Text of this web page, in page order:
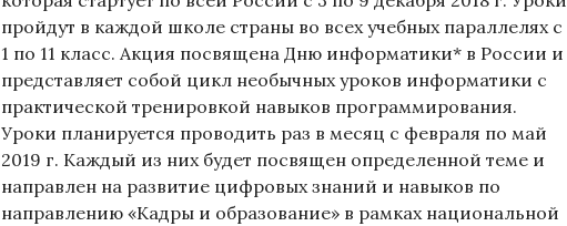
пройдут в каждой школе страны во всех учебных параллелях с
1 по 11 класс. Акция посвящена Дню информатики* в России и
представляет собой цикл необычных уроков информатики с
практической тренировкой навыков программирования.
Уроки планируется проводить раз в месяц с февраля по май
2019 г. Каждый из них будет посвящен определенной теме и
направлен на развитие цифровых знаний и навыков по
направлению «Кадры и образование» в рамках национальной